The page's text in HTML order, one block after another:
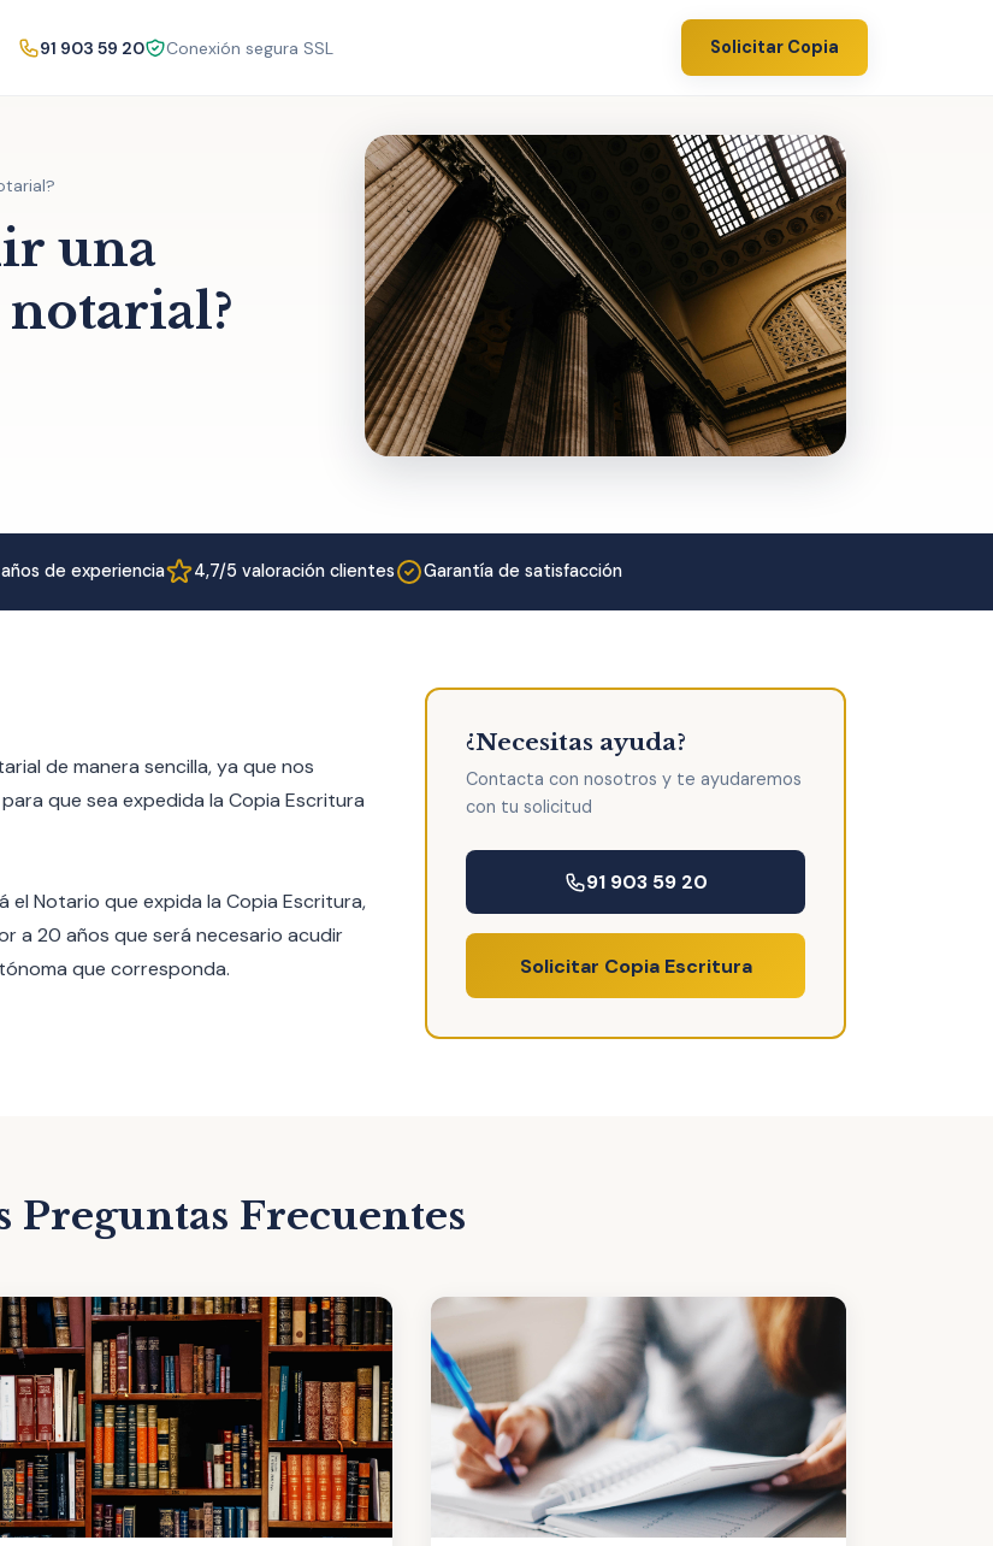
91 903 59 20 Conexión segura SSL Solicitar Copia
una
de experiencia 4,7/5 valoración clientes Garantía de satisfacción
de manera sencilla, ya que nos
que sea expedida la Copia Escritura
Notario que expida la Copia Escritura,
a 20 años que será necesario acudir
que corresponda.
¿Necesitas ayuda?
Contacta con nosotros y te ayudaremos
con tu solicitud
91 903 59 20
Solicitar Copia Escritura
Preguntas Frecuentes